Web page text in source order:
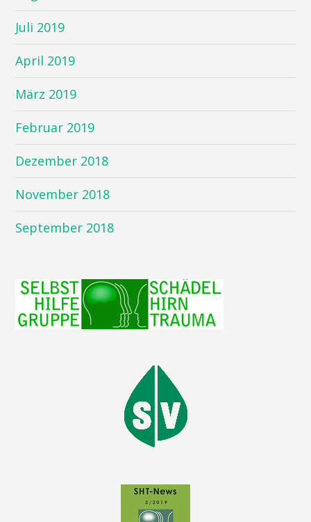
Juli 2019
April 2019
März 2019
Februar 2019
Dezember 2018
November 2018
September 2018